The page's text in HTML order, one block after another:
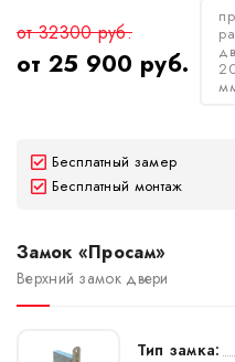
от 32300 руб.
от 25 900 руб.
Бесплатный замер
Бесплатный монтаж
Замок «Просам»
Верхний замок двери
Тип замка: